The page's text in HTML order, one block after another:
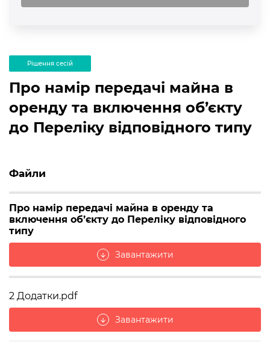
Рішення сесій
Про намір передачі майна в
оренду та включення об’єкту
до Переліку відповідного типу
Файли
Про намір передачі майна в оренду та
включення об’єкту до Переліку відповідного
типу
arrow_downward Завантажити
2 Додатки.pdf
arrow_downward Завантажити